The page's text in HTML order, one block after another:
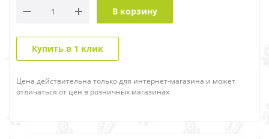
В корзину
Купить в 1 клик
Цена действительна только для интернет-магазина и может
отличаться от цен в розничных магазинах